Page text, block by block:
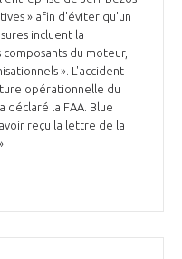
» afin d'éviter qu'un
incluent la
du moteur,
». L'accident
opérationnelle du
déclaré la FAA. Blue
reçu la lettre de la